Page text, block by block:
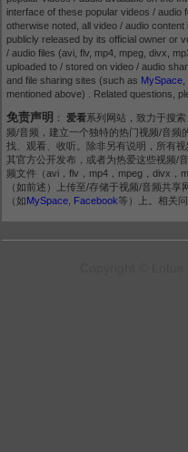
interface of these popular videos / audio
otherwise noted, all video / audio
publicly released by its official owner or
/ audio files (avi, flv, mp4, mpeg, divx,
uploaded to / stored on video / audio
and file sharing sites (such as MySpace
mentioned above) . Related questions,
免责声明 ： 爱看系列网站，致力于搜
频/音频，建立一个独特的热门视频/音频
找、观看、收听。除非另有说明，所有
其官方公开发布，或者为热爱这些视频/
频文件（avi，flv，mp4，mpeg，divx，
（如前述）上传至/存储于视频/音频共享
（如MySpace Facebook等）上。相关